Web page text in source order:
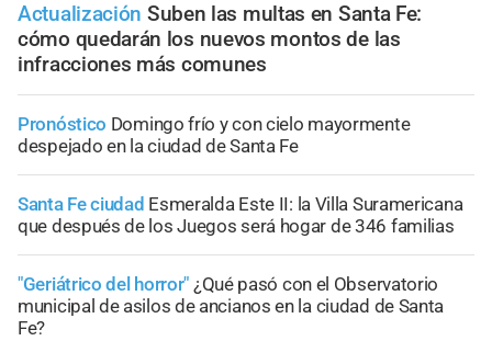
Actualización Suben las multas en Santa Fe:
cómo quedarán los nuevos montos de las
infracciones más comunes
Pronóstico Domingo frío y con cielo mayormente
despejado en la ciudad de Santa Fe
Santa Fe ciudad Esmeralda Este II: la Villa Suramericana
que después de los Juegos será hogar de 346 familias
"Geriátrico del horror" ¿Qué pasó con el Observatorio
municipal de asilos de ancianos en la ciudad de Santa
Fe?